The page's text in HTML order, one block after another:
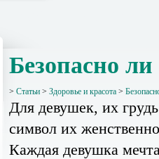
Безопасно
> Статьи > Здоровье и красота >
Для девушек, их
символ их
Каждая девушка